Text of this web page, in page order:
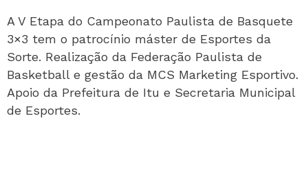
A V Etapa do Campeonato Paulista de Basquete
3×3 tem o patrocínio máster de Esportes da
Sorte. Realização da Federação Paulista de
Basketball e gestão da MCS Marketing Esportivo.
Apoio da Prefeitura de Itu e Secretaria Municipal
de Esportes.